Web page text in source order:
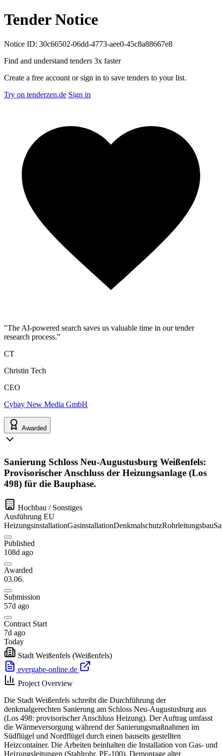
Tender Notice
Notice ID: 30c66502-06dd-4773-aee0-45c8a88667e8
Find and understand tenders 3x faster
Create a free account or sign in to save tenders to your list.
Try on tenderzen.de Sign in
"The AI-powered search saves us valuable time in our tender
research process."
CT
Christin Tech
CEO
Cybay New Media GmbH
Awarded
Sanierung Schloss Neu-Augustusburg Weißenfels:
Provisorischer Anschluss der Heizungsanlage (Los
498) für die Bauphase.
Hochbau / Sonstiges
Ausführung EU
HeizungsinstallationGasinstallationDenkmalschutzRohrleitungsbau
Published
108d ago
Awarded
03.06.
Submission
57d ago
Contract Start
7d ago
Today
Stadt Weißenfels (Weißenfels)
evergabe-online.de
Project Overview
Die Stadt Weißenfels schreibt die Durchführung der
denkmalgerechten Sanierung am Schloss Neu-Augustusburg aus
(Los 498: provisorischer Anschluss Heizung). Der Auftrag umfasst
die Wärmeversorgung während der Sanierungsmaßnahmen im
Südflügel und Nordflügel durch einen bauseits gestellten
Heizcontainer. Die Arbeiten beinhalten die Installation von Gas- und
Heizungsleitungen (Stahlrohr, PE-100), Demontage alter